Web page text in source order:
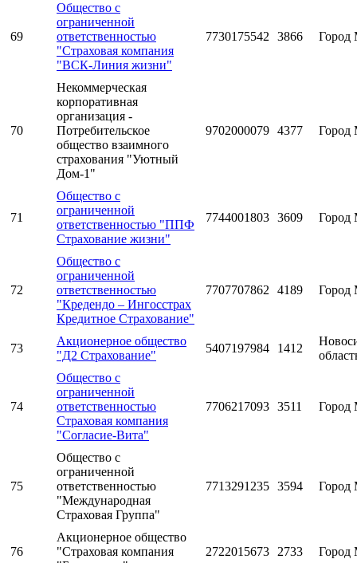
69
Общество с
ограниченной
ответственностью
"Страховая компания
"ВСК-Линия жизни"
7730175542 3866 Город
70
Некоммерческая
корпоративная
организация -
Потребительское
общество взаимного
страхования "Уютный
Дом-1"
9702000079 4377 Город
71
Общество с
ограниченной
ответственностью "ППФ
Страхование жизни"
7744001803 3609 Город
72
Общество с
ограниченной
ответственностью
"Кредендо – Ингосстрах
Кредитное Страхование"
7707707862 4189 Город
73
Акционерное общество
"Д2 Страхование"
5407197984 1412
74
Общество с
ограниченной
ответственностью
Страховая компания
"Согласие-Вита"
7706217093 3511 Город
75
Общество с
ограниченной
ответственностью
"Международная
Страховая Группа"
7713291235 3594 Город
76
Акционерное общество
"Страховая компания
2722015673 2733 Город